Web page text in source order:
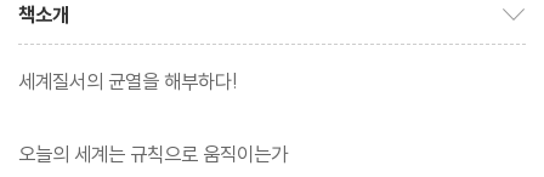
책소개
세계질서의 균열을 해부하다!
오늘의 세계는 규칙으로 움직이는가